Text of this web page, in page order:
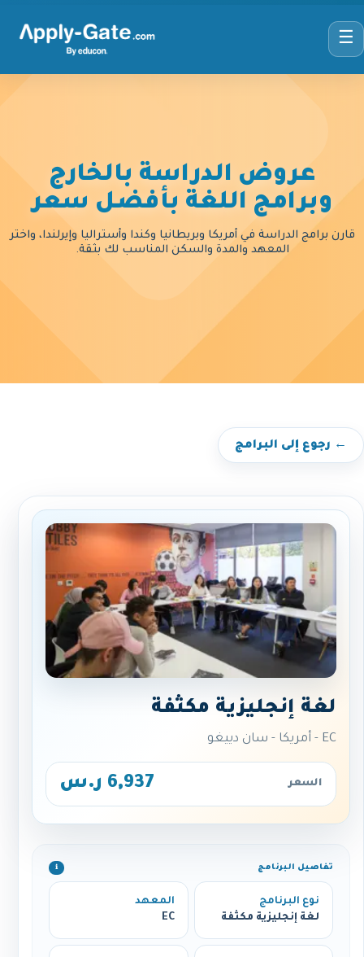
☰
عروض الدراسة بالخارج
وبرامج اللغة بأفضل سعر
قارن برامج الدراسة في أمريكا وبريطانيا وكندا وأستراليا وإيرلندا، واختر
المعهد والمدة والسكن المناسب لك بثقة.
← رجوع إلى البرامج
لغة إنجليزية مكثفة
EC - أمريكا - سان دييغو
السعر 6,937 ر.س
تفاصيل البرنامج ℹ️
نوع البرنامج
لغة إنجليزية مكثفة
المعهد
EC